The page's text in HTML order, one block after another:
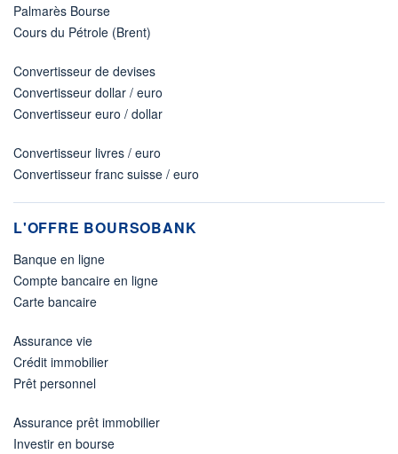
Palmarès Bourse
Cours du Pétrole (Brent)
Convertisseur de devises
Convertisseur dollar / euro
Convertisseur euro / dollar
Convertisseur livres / euro
Convertisseur franc suisse / euro
L'OFFRE BOURSOBANK
Banque en ligne
Compte bancaire en ligne
Carte bancaire
Assurance vie
Crédit immobilier
Prêt personnel
Assurance prêt immobilier
Investir en bourse